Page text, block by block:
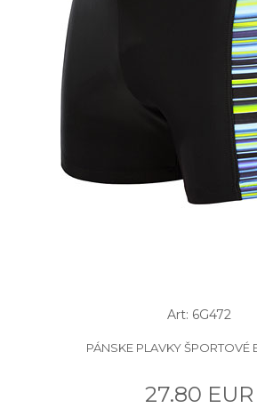
Art: 6G472
PÁNSKE PLAVKY ŠPORTOVÉ
27.80 EUR